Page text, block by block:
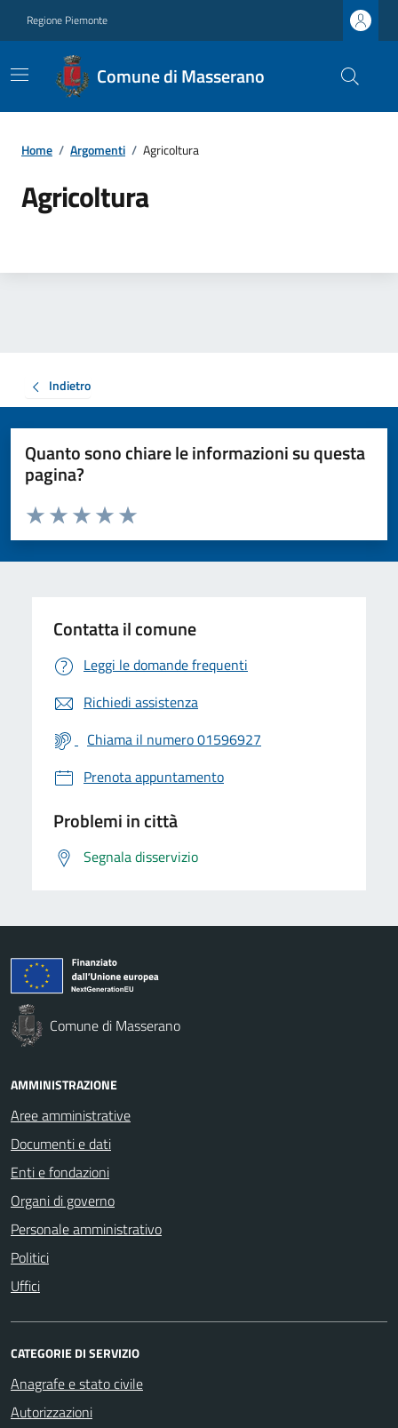
Regione Piemonte
Comune di Masserano
Home / Argomenti / Agricoltura
Agricoltura
Indietro
Quanto sono chiare le informazioni su questa
pagina?
Valuta da 1 a 5 stelle la pagina
Valuta 5 stelle su 5
Valuta 4 stelle su 5
Valuta 3 stelle su 5
Valuta 2 stelle su 5
Valuta 1 stelle su 5
Contatta il comune
Leggi le domande frequenti
Richiedi assistenza
Chiama il numero 01596927
Prenota appuntamento
Problemi in città
Segnala disservizio
Comune di Masserano
AMMINISTRAZIONE
Aree amministrative
Documenti e dati
Enti e fondazioni
Organi di governo
Personale amministrativo
Politici
Uffici
CATEGORIE DI SERVIZIO
Anagrafe e stato civile
Autorizzazioni